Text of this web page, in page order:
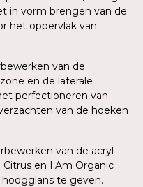
in vorm brengen van de
het oppervlak van
van de
en de laterale
perfectioneren van
van de hoeken
van de acryl
en I.Am Organic
te geven.